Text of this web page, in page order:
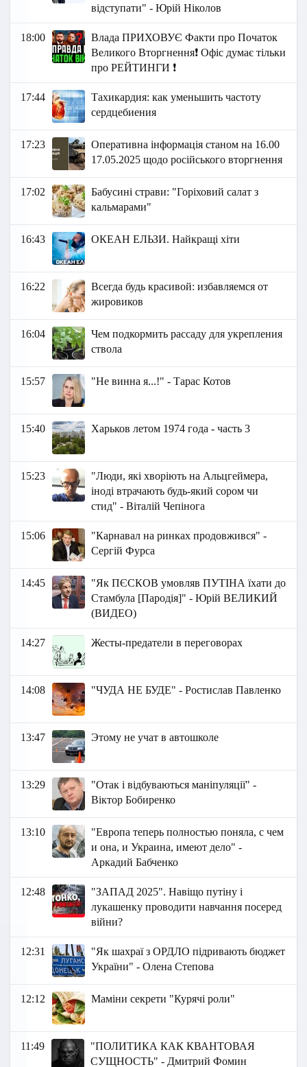
відступати" - Юрій Ніколов
18:00
Влада ПРИХОВУЄ Факти про Початок
Великого Вторгнення❗ Офіс думає тільки
про РЕЙТИНГИ ❗
17:44
Тахикардия: как уменьшить частоту
сердцебиения
17:23
Оперативна інформація станом на 16.00
17.05.2025 щодо російського вторгнення
17:02
Бабусині страви: "Горіховий салат з
кальмарами"
16:43 ОКЕАН ЕЛЬЗИ. Найкращі хіти
16:22
Всегда будь красивой: избавляемся от
жировиков
16:04
Чем подкормить рассаду для укрепления
ствола
15:57 "Не винна я...!" - Тарас Котов
15:40 Харьков летом 1974 года - часть 3
15:23
"Люди, які хворіють на Альцгеймера,
іноді втрачають будь-який сором чи
стид" - Віталій Чепінога
15:06
"Карнавал на ринках продовжився" -
Сергій Фурса
14:45
"Як ПЄСКОВ умовляв ПУТІНА їхати до
Стамбула [Пародія]" - Юрій ВЕЛИКИЙ
(ВИДЕО)
14:27 Жесты-предатели в переговорах
14:08 "ЧУДА НЕ БУДЕ" - Ростислав Павленко
13:47 Этому не учат в автошколе
13:29
"Отак і відбуваються маніпуляції" -
Віктор Бобиренко
13:10
"Европа теперь полностью поняла, с чем
и она, и Украина, имеют дело" -
Аркадий Бабченко
12:48
"ЗАПАД 2025". Навіщо путіну і
лукашенку проводити навчання посеред
війни?
12:31
"Як шахраї з ОРДЛО підривають бюджет
України" - Олена Степова
12:12 Маміни секрети "Курячі роли"
11:49
"ПОЛИТИКА КАК КВАНТОВАЯ
СУЩНОСТЬ" - Дмитрий Фомин